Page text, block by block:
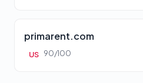
primarent.com
US 90/100